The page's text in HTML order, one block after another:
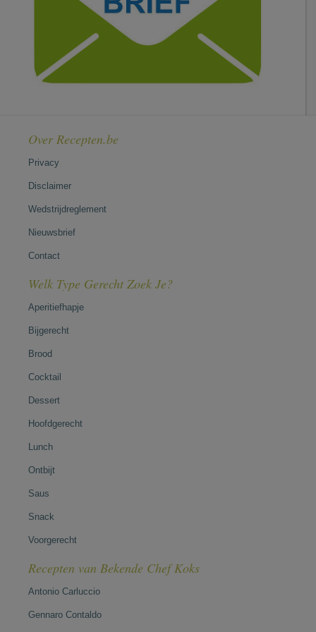
Over Recepten.be
Privacy
Disclaimer
Wedstrijdreglement
Nieuwsbrief
Contact
Welk Type Gerecht Zoek Je?
Aperitiefhapje
Bijgerecht
Brood
Cocktail
Dessert
Hoofdgerecht
Lunch
Ontbijt
Saus
Snack
Voorgerecht
Recepten van Bekende Chef Koks
Antonio Carluccio
Gennaro Contaldo